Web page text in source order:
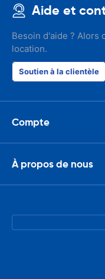
Aide et
Besoin d'aide ? Alors
location.
Soutien à la clientèle
Compte
À propos de nous